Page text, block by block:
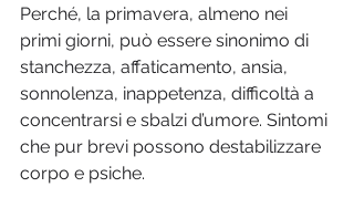
Perché, la primavera, almeno nei
primi giorni, può essere sinonimo di
stanchezza, affaticamento, ansia,
sonnolenza, inappetenza, difficoltà a
concentrarsi e sbalzi d’umore. Sintomi
che pur brevi possono destabilizzare
corpo e psiche.